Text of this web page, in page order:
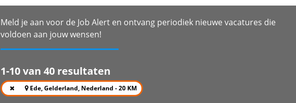
Meld je aan voor de Job Alert en ontvang periodiek nieuwe vacatures die
voldoen aan jouw wensen!
1-10 van 40 resultaten
Ede, Gelderland, Nederland - 20 KM